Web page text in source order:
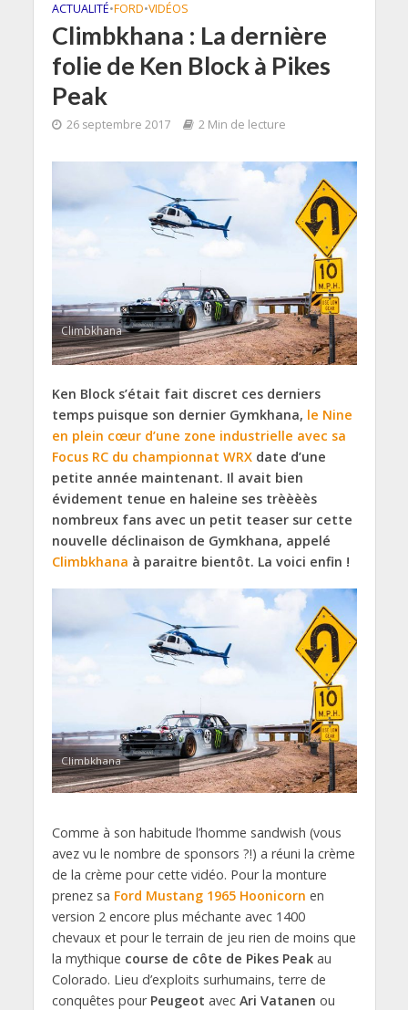
ACTUALITÉ•FORD•VIDÉOS
Climbkhana : La dernière
folie de Ken Block à Pikes
Peak
26 septembre 2017 2 Min de lecture
Climbkhana
Ken Block s’était fait discret ces derniers
temps puisque son dernier Gymkhana, le Nine
en plein cœur d’une zone industrielle avec sa
Focus RC du championnat WRXdate d’une
petite année maintenant. Il avait bien
évidement tenue en haleine ses trèèèès
nombreux fans avec un petit teaser sur cette
nouvelle déclinaison de Gymkhana, appelé
Climbkhana à paraitre bientôt. La voici enfin !
Climbkhana
Comme à son habitude l’homme sandwish (vous
avez vu le nombre de sponsors ?!) a réuni la crème
de la crème pour cette vidéo. Pour la monture
prenez sa Ford Mustang 1965 Hoonicorn en
version 2 encore plus méchante avec 1400
chevaux et pour le terrain de jeu rien de moins que
la mythique course de côte de Pikes Peakau
Colorado. Lieu d’exploits surhumains, terre de
conquêtes pour Peugeot avec Ari Vatanen ou